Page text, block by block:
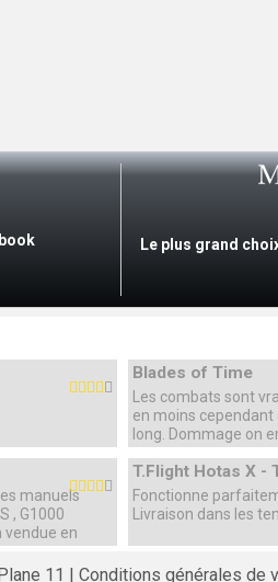
Le plus grand
Blades of Time
Les combats sont
en moins cependant
long. Dommage on
manuels
, G1000
vendue en
T.Flight Hotas X -
Fonctionne
Livraison dans les
11 Conditions générales de